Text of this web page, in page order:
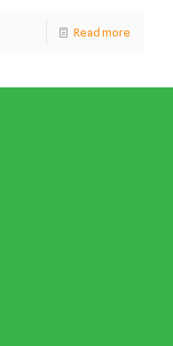
Read more